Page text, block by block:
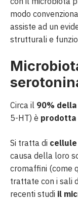
modo
assiste ad un
strutturali e
Circa il 90%
5-HT) è prodotta
Si tratta di
causa della loro
cromaffini (come
trattate con i sali
recenti studi il